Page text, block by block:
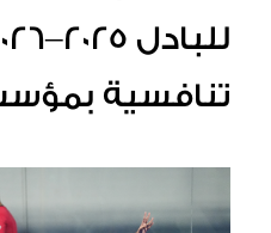
تنافسية